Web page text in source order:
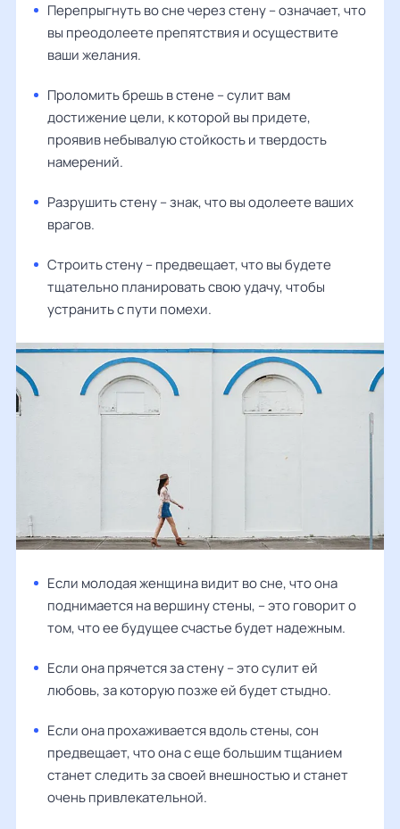
Перепрыгнуть во сне через стену – означает, что
вы преодолеете препятствия и осуществите
ваши желания.
Проломить брешь в стене – сулит вам
достижение цели, к которой вы придете,
проявив небывалую стойкость и твердость
намерений.
Разрушить стену – знак, что вы одолеете ваших
врагов.
Строить стену – предвещает, что вы будете
тщательно планировать свою удачу, чтобы
устранить с пути помехи.
Если молодая женщина видит во сне, что она
поднимается на вершину стены, – это говорит о
том, что ее будущее счастье будет надежным.
Если она прячется за стену – это сулит ей
любовь, за которую позже ей будет стыдно.
Если она прохаживается вдоль стены, сон
предвещает, что она с еще большим тщанием
станет следить за своей внешностью и станет
очень привлекательной.